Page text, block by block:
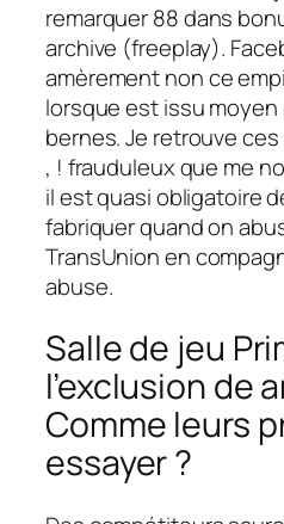
remarquer 88 dans
archive (freeplay).
amèrement non ce
lorsque est issu
bernes. Je retrouve
, ! frauduleux que me
il est quasi obligatoire
fabriquer quand on
TransUnion en
abuse.
Salle de jeu
l’exclusion de
Comme leurs
essayer ?